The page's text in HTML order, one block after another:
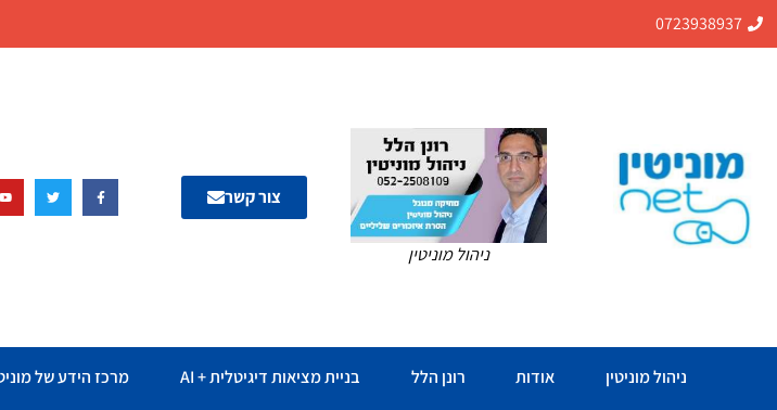
0723938937
ניהול מוניטין
צור קשר
ניהול מוניטין אודות רונן הלל בניית מציאות דיגיטלית + AI מרכז הידע של